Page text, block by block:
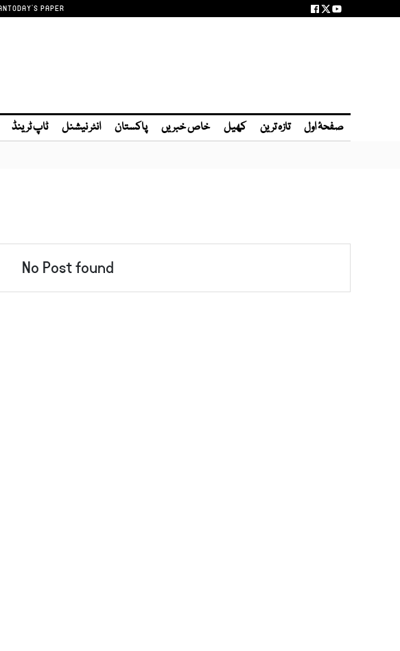
TODAY'S PAPER
صفحۂ اول تازہ ترین کھیل خاص خبریں پاکستان انٹر نیشنل ٹاپ ٹرینڈ
No Post found